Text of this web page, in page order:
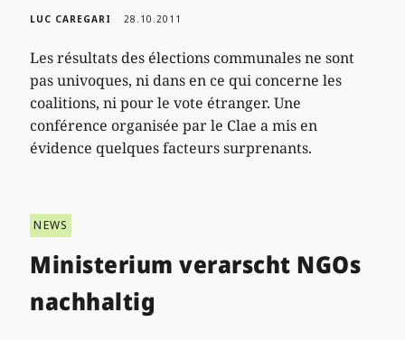
LUC CAREGARI 28.10.2011
Les résultats des élections communales ne sont
pas univoques, ni dans en ce qui concerne les
coalitions, ni pour le vote étranger. Une
conférence organisée par le Clae a mis en
évidence quelques facteurs surprenants.
NEWS
Ministerium verarscht NGOs
nachhaltig